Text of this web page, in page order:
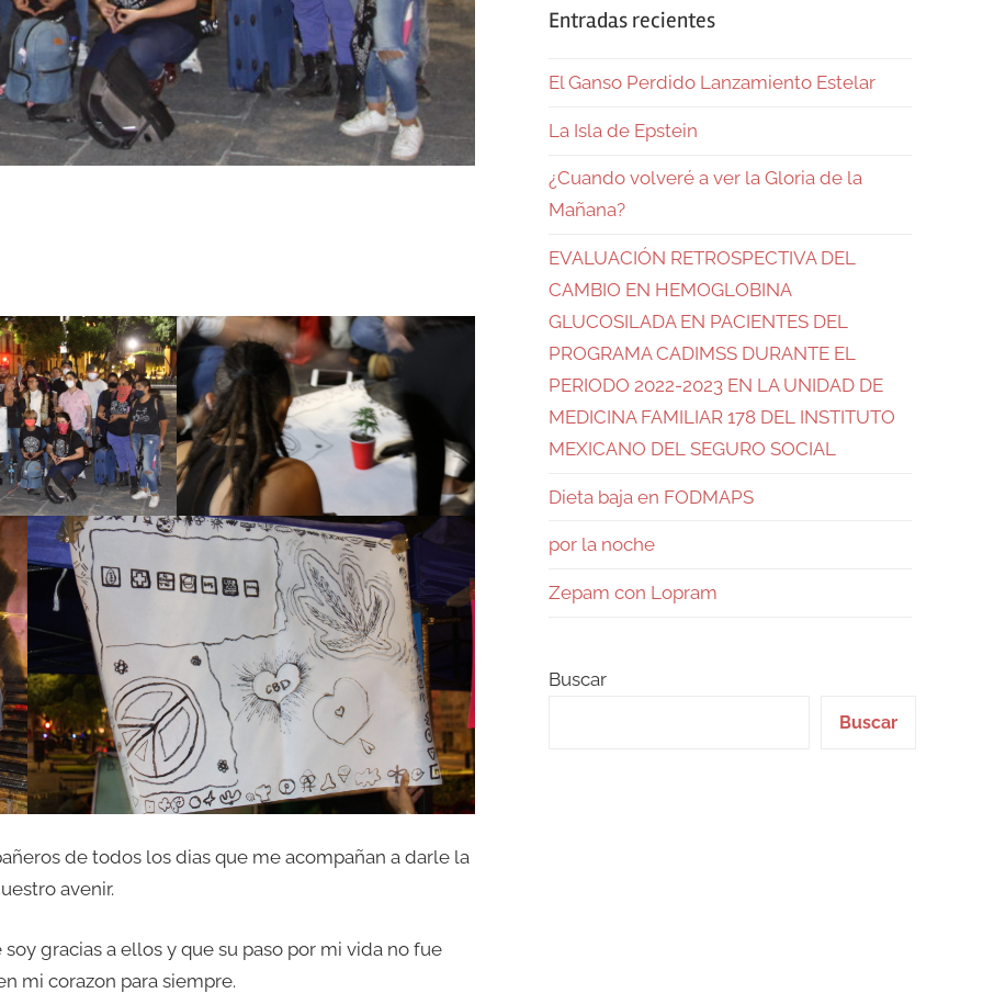
de todos los dias que me acompañan a darle la
avenir.
gracias a ellos y que su paso por mi vida no fue
mi corazon para siempre.
Entradas recientes
El Ganso Perdido Lanzamiento Estelar
La Isla de Epstein
¿Cuando volveré a ver la Gloria de la
Mañana?
EVALUACIÓN RETROSPECTIVA DEL
CAMBIO EN HEMOGLOBINA
GLUCOSILADA EN PACIENTES DEL
PROGRAMA CADIMSS DURANTE EL
PERIODO 2022-2023 EN LA UNIDAD DE
MEDICINA FAMILIAR 178 DEL INSTITUTO
MEXICANO DEL SEGURO SOCIAL
Dieta baja en FODMAPS
por la noche
Zepam con Lopram
Buscar
Buscar